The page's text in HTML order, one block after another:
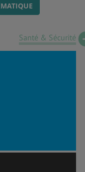
Santé & Sécurité